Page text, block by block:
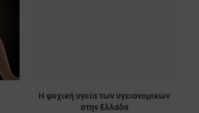
Η ψυχική υγεία των υγειονομικών
στην Ελλάδα